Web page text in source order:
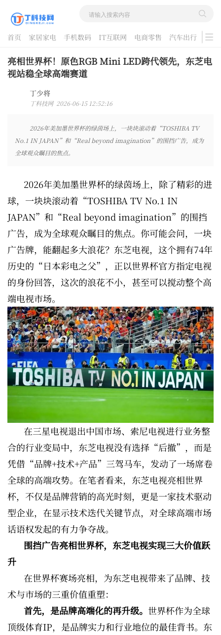
首页 家居家电 手机数码 IT互联网 电商零售 汽车出行
游戏
酷品评测
亮相世界杯！原色RGB Mini LED跨代领先，东芝电
视站稳全球高端赛道
丁少将
丁科技网 2026-06-15 12:52:16
2026年美加墨世界杯的绿茵场上，一块块滚动着“TOSHIBA TV
No.1 IN JAPAN”和“Real beyond imagination”的围挡广告，成为
全球观众瞩目的焦点。
2026年美加墨世界杯的绿茵场上，除了精彩的进
球，一块块滚动着“TOSHIBA TV No.1 IN
JAPAN”和“Real beyond imagination”的围挡
广告，成为全球观众瞩目的焦点。你可能会问，一块
广告牌，能翻起多大浪花？东芝电视，这个拥有74年
历史的“日本彩电之父”，正以世界杯官方指定电视
的身份回答，这次的浪花不小，甚至可以搅动整个高
端电视市场。
在三星电视退出中国市场、索尼电视进行业务整
合的行业变局中，东芝电视没有选择“后撤”，而是
凭借“品牌+技术+产品”三驾马车，发动了一场席卷
全球的高端攻势。在笔者看来，东芝电视亮相世界
杯，不仅是品牌营销的高光时刻，更是一家技术驱动
型企业，在显示技术迭代关键节点，对全球高端市场
话语权发起的有力争夺战。
围挡广告亮相世界杯，东芝电视实现三大价值跃
升
在世界杯赛场亮相，为东芝电视带来了品牌、技
术与市场的三重价值重塑：
首先，是品牌高端化的再升级。 世界杯作为全球
顶级体育IP，是品牌实力和行业地位的最佳背书。东